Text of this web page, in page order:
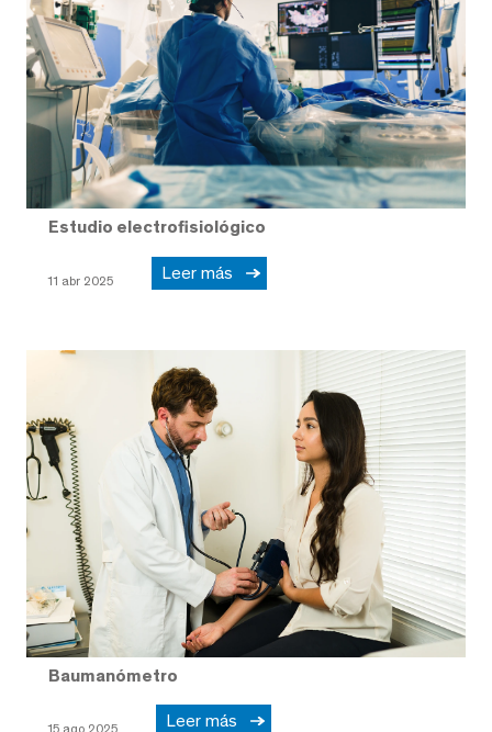
Estudio electrofisiológico
11 abr 2025 Leer más
Baumanómetro
Leer más